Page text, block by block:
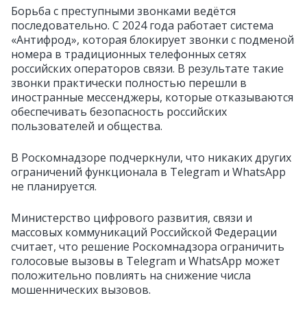
Борьба с преступными звонками ведётся
последовательно. С 2024 года работает система
«Антифрод», которая блокирует звонки с подменой
номера в традиционных телефонных сетях
российских операторов связи. В результате такие
звонки практически полностью перешли в
иностранные мессенджеры, которые отказываются
обеспечивать безопасность российских
пользователей и общества.
В Роскомнадзоре подчеркнули, что никаких других
ограничений функционала в Telegram и WhatsApp
не планируется.
Министерство цифрового развития, связи и
массовых коммуникаций Российской Федерации
считает, что решение Роскомнадзора ограничить
голосовые вызовы в Telegram и WhatsApp может
положительно повлиять на снижение числа
мошеннических вызовов.